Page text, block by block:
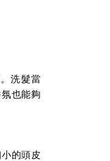
洗髮當
也能夠
的頭皮